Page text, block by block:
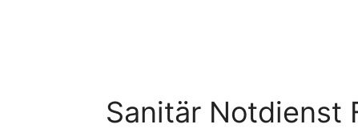
Sanitär Notdienst